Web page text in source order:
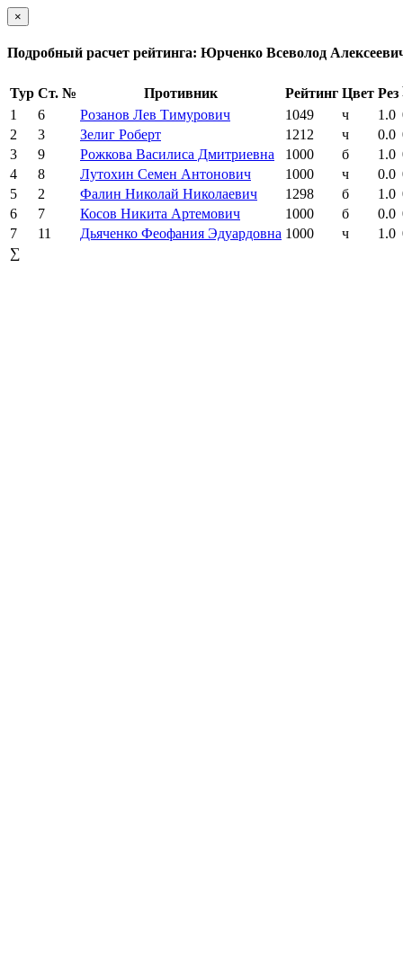
×
Подробный расчет рейтинга: Юрченко Всеволод
Тур Ст. № Противник Рейтинг Цвет Рез
1
6 Розанов Лев Тимурович 1049 ч 1.0
2
3 Зелиг Роберт 1212 ч 0.0
3
9 Рожкова Василиса Дмитриевна 1000 б 1.0
4
8 Лутохин Семен Антонович 1000 ч 0.0
5
2 Фалин Николай Николаевич 1298 б 1.0
6
7 Косов Никита Артемович 1000 б 0.0
7
11 Дьяченко Феофания Эдуардовна 1000 ч 1.0
∑